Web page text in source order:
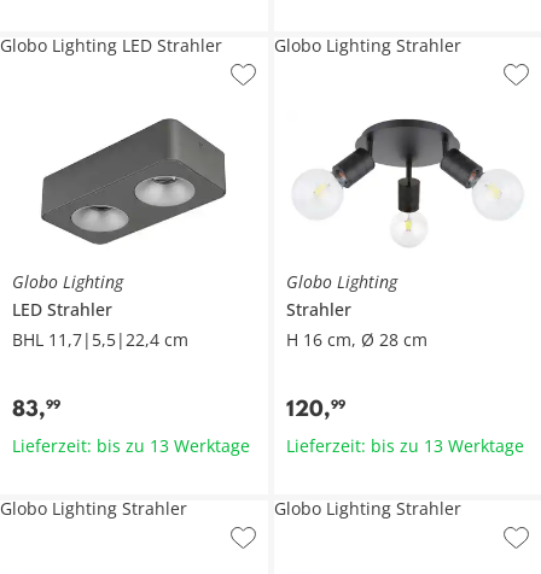
Globo Lighting
LED Strahler
BHL 11,7|5,5|22,4 cm
83,99
Globo Lighting LED Strahler
Lieferzeit: bis zu 13 Werktage
Globo Lighting
Strahler
H 16 cm, Ø 28 cm
120,99
Globo Lighting Strahler
Lieferzeit: bis zu 13 Werktage
Globo Lighting Strahler Globo Lighting Strahler